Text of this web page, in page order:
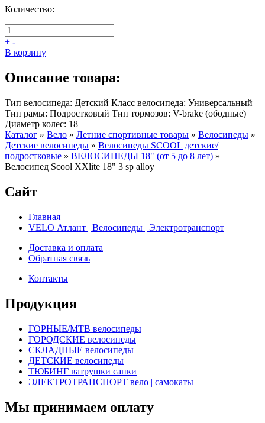
Количество:
+ -
В корзину
Описание товара:
Тип велосипеда: Детский Класс велосипеда: Универсальный
Тип рамы: Подростковый Тип тормозов: V-brake (ободные)
Диаметр колес: 18
Каталог » Вело » Летние спортивные товары » Велосипеды »
Детские велосипеды » Велосипеды SCOOL детские/
подростковые » ВЕЛОСИПЕДЫ 18" (от 5 до 8 лет) »
Велосипед Scool XXlite 18" 3 sp alloy
Сайт
Главная
VELO Атлант | Велосипеды | Электротранспорт
Доставка и оплата
Обратная связь
Контакты
Продукция
ГОРНЫЕ/MTB велосипеды
ГОРОДСКИЕ велосипеды
СКЛАДНЫЕ велосипеды
ДЕТСКИЕ велосипеды
ТЮБИНГ ватрушки санки
ЭЛЕКТРОТРАНСПОРТ вело | самокаты
Мы принимаем оплату